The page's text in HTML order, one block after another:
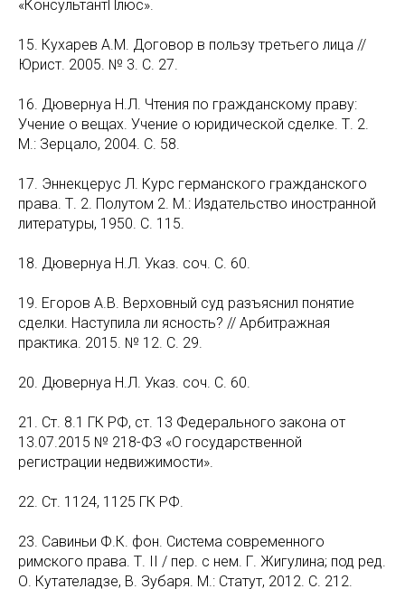
«КонсультантПлюс».
15. Кухарев А.М. Договор в пользу третьего лица //
Юрист. 2005. № 3. С. 27.
16. Дювернуа Н.Л. Чтения по гражданскому праву:
Учение о вещах. Учение о юридической сделке. Т. 2.
М.: Зерцало, 2004. С. 58.
17. Эннекцерус Л. Курс германского гражданского
права. Т. 2. Полутом 2. М.: Издательство иностранной
литературы, 1950. С. 115.
18. Дювернуа Н.Л. Указ. соч. С. 60.
19. Егоров А.В. Верховный суд разъяснил понятие
сделки. Наступила ли ясность? // Арбитражная
практика. 2015. № 12. С. 29.
20. Дювернуа Н.Л. Указ. соч. С. 60.
21. Ст. 8.1 ГК РФ, ст. 13 Федерального закона от
13.07.2015 № 218-ФЗ «О государственной
регистрации недвижимости».
22. Ст. 1124, 1125 ГК РФ.
23. Савиньи Ф.К. фон. Система современного
римского права. Т. II / пер. с нем. Г. Жигулина; под ред.
О. Кутателадзе, В. Зубаря. М.: Статут, 2012. С. 212.